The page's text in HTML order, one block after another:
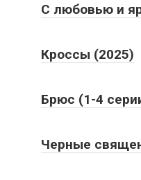
С любовью и
Кроссы (2025)
Брюс (1-4
Черные